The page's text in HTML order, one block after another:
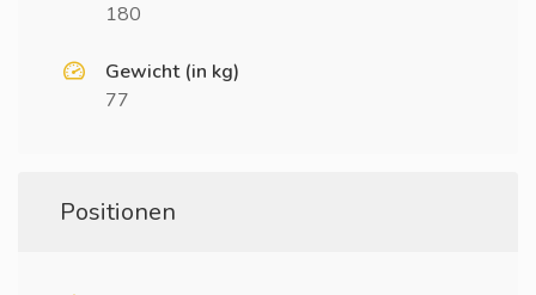
180
Gewicht (in kg)
77
Positionen